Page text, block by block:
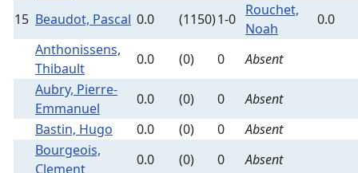
15 Beaudot, Pascal 0.0 (1150)1-0
Rouchet,
Noah
0.0
Anthonissens,
Thibault
0.0 (0) 0
Absent
Aubry, Pierre-
Emmanuel
0.0 (0) 0
Absent
Bastin, Hugo
0.0 (0) 0
Absent
Bourgeois,
Clement
0.0 (0) 0 Absent